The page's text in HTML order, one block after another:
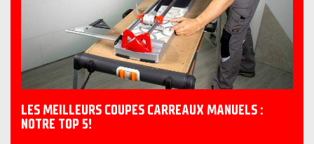
LES MEILLEURS COUPES CARREAUX MANUELS :
NOTRE TOP 5!